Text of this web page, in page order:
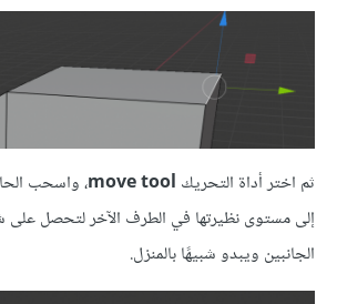
ثم اختر أداة التحريك move tool، واسحب
إلى مستوى نظيرتها في الطرف الآخر لتحصل
الجانبين ويبدو شبيهًا بالمنزل.